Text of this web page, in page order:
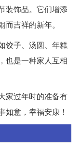
装饰品。它们增添
吉祥的新年。
饺子、汤圆、年糕
也是一种家人互相
家过年时的准备有
如意，幸福安康！